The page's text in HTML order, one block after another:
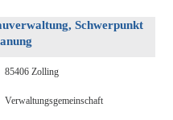
Schwerpunkt
85406 Zolling
Verwaltungsgemeinschaft